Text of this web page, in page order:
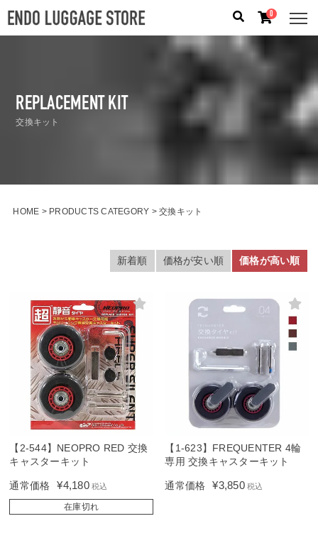
ー /機内持込
カテゴリから探す
円 〜 円
検索する
0
REPLACEMENT KIT
交換キット
HOME PRODUCTS CATEGORY 交換キット
価格が安い順 価格が高い順
新着順
【2-544】NEOPRO RED 交換
キャスターキット
通常価格 ¥4,180 税込
在庫切れ
【1-623】FREQUENTER 4輪
専用 交換キャスターキット
通常価格 ¥3,850 税込